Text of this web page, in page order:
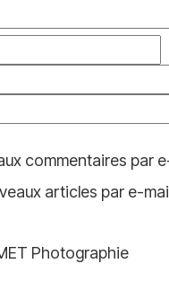
commentaires par
articles par e-
Photographie